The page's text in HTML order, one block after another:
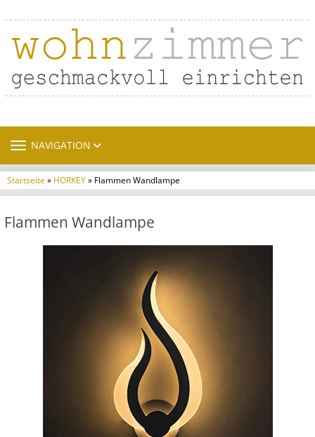
TOGGLE NAVIGATION
NAVIGATION
Startseite» HORKEY» Flammen Wandlampe
Flammen Wandlampe